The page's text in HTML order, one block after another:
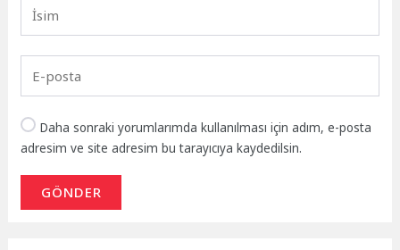
Daha sonraki yorumlarımda kullanılması için adım, e-posta
adresim ve site adresim bu tarayıcıya kaydedilsin.
GÖNDER